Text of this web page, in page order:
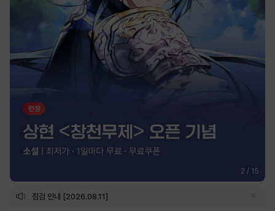
2 / 15
점검 안내 [2026.08.11]